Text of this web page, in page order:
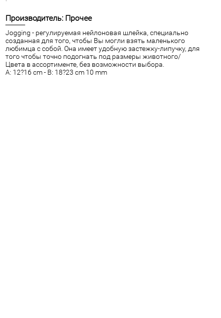
Производитель: Прочее
Jogging - регулируемая нейлоновая шлейка, специально
созданная для того, чтобы Вы могли взять маленького
любимца с собой. Она имеет удобную застежку-липучку, для
того чтобы точно подогнать под размеры животного/
Цвета в ассортименте, без возможности выбора.
A: 12?16 cm - B: 18?23 cm 10 mm